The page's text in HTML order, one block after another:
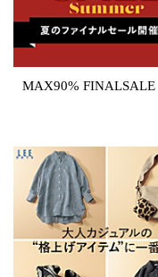
再入荷
在庫あり
カラー
ホワイト
ベージュ
イエロー
MAX90% FINALSALE